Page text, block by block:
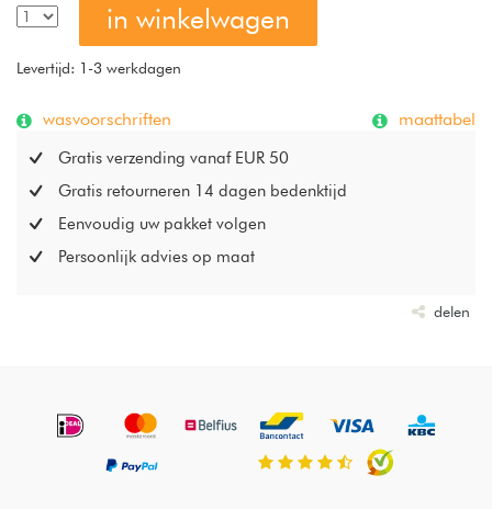
in winkelwagen
Levertijd: 1-3 werkdagen
wasvoorschriften maattabel
Gratis verzending vanaf EUR 50
Gratis retourneren 14 dagen bedenktijd
Eenvoudig uw pakket volgen
Persoonlijk advies op maat
delen